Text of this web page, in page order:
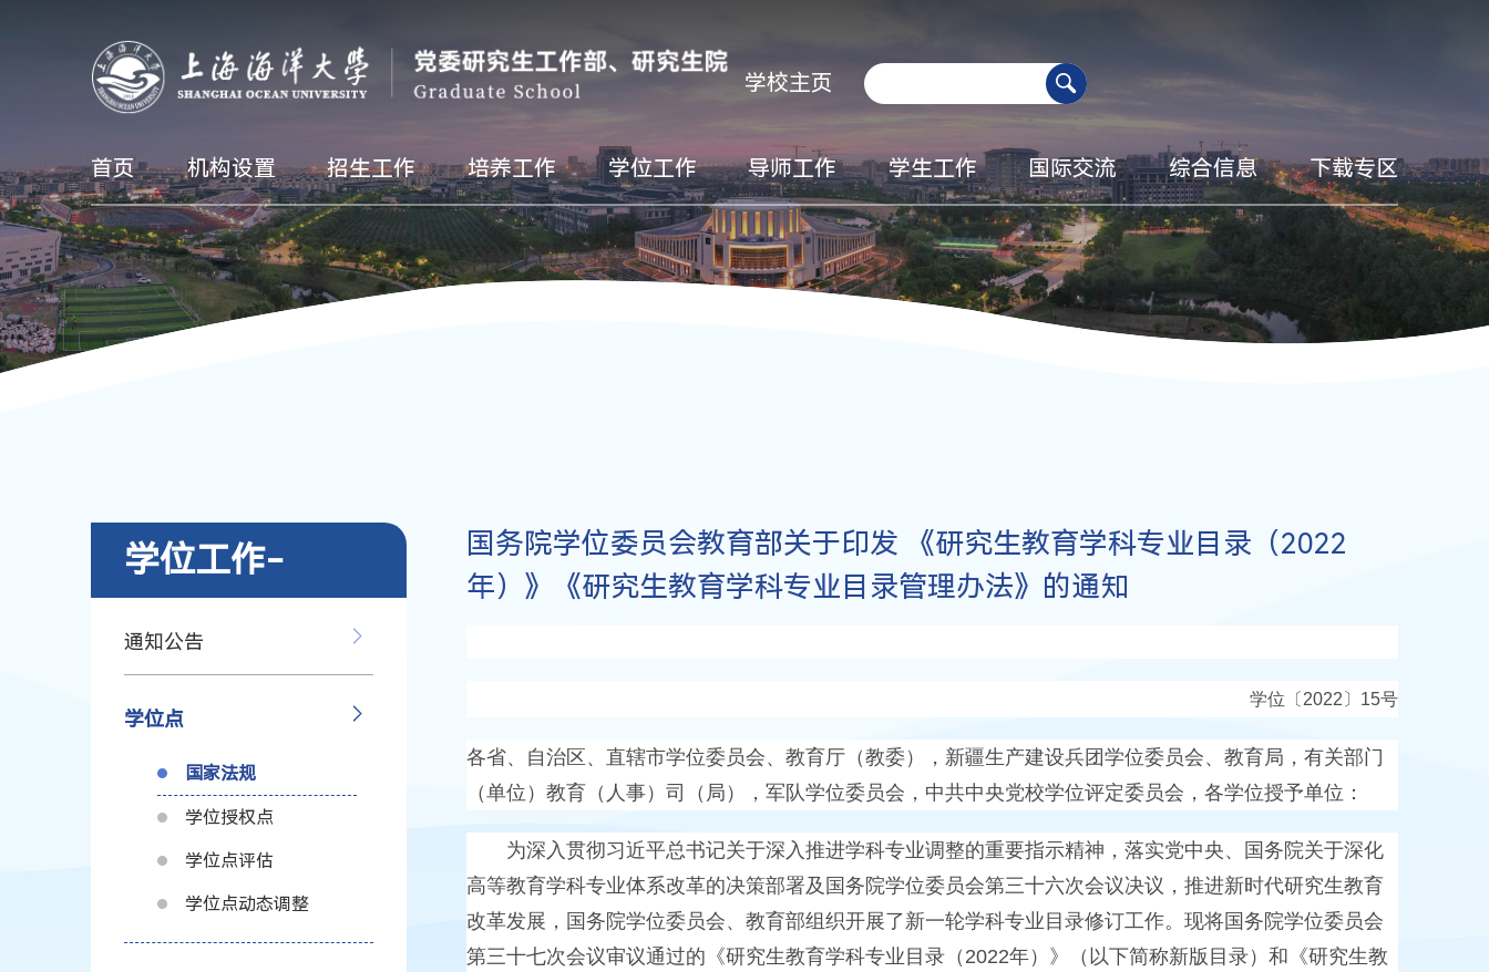
学校主页
首页 机构设置 招生工作 培养工作 学位工作 导师工作 学生工作 国际交流 综合信息 下载专区
学位工作-
通知公告
学位点
国家法规
学位授权点
学位点评估
学位点动态调整
国务院学位委员会教育部关于印发 《研究生教育学科专业目录（2022
年）》《研究生教育学科专业目录管理办法》的通知
学位〔 2022 〕 15号
各省、自治区、直辖市学位委员会、教育厅（教委），新疆生产建设兵团学位委员会、教育局，有关部门
（单位）教育（人事）司（局），军队学位委员会，中共中央党校学位评定委员会，各学位授予单位：
为深入贯彻习近平总书记关于深入推进学科专业调整的重要指示精神，落实党中央、国务院关于深化
高等教育学科专业体系改革的决策部署及国务院学位委员会第三十六次会议决议，推进新时代研究生教育
改革发展，国务院学位委员会、教育部组织开展了新一轮学科专业目录修订工作。现将国务院学位委员会
第三十七次会议审议通过的《研究生教育学科专业目录（ 2022年）》（以下简称新版目录）和《研究生教